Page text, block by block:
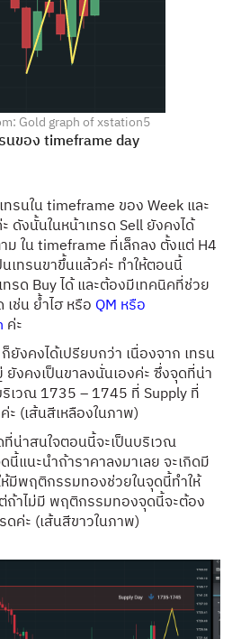
Gold graph of xstation5
นของ timeframe day
รนใน timeframe ของ Week และ
ดังนั้นในหน้าเทรด Sell ยังคงได้
ม ใน timeframe ที่เล็กลง ตั้งแต่ H4
เทรนขาขึ้นแล้วค่ะ ทำให้ตอนนี้
รด Buy ได้ และต้องมีเทคนิคที่ช่วย
ช่น ย้ำไฮ หรือ QM หรือ
ค่ะ
ยังคงได้เปรียบกว่า เนื่องจาก เทรน
งคงเป็นขาลงนั่นเองค่ะ ซึ่งจุดที่น่า
ริเวณ 1735 – 1745 ที่ Supply ที่
(เส้นสีเหลืองในภาพ)
ที่น่าสนใจตอนนี้จะเป็นบริเวณ
แนะนำถ้าราคาลงมาเลย จะเกิดมี
มีพฤติกรรมทองช่วยในจุดนี้ทำให้
ถ้าไม่มี พฤติกรรมทองจุดนี้จะต้อง
ดค่ะ (เส้นสีขาวในภาพ)